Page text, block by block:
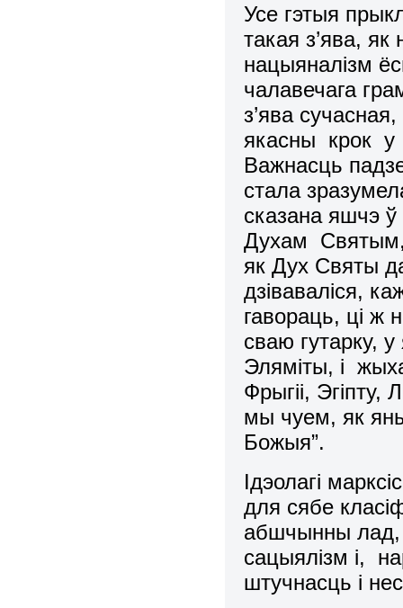
Усе гэтыя
такая з’ява,
нацыяналiзм
чалавечага
з’ява
якасны крок у
Важнасць
стала
сказана яшчэ
Духам
як Дух Святы
дзiвавалiся,
гавораць, цi
сваю гутарку,
Элямiты, i
Фрыгii, Эгiпту,
мы чуем, як
Божыя”.
Iдэолагi
для сябе
абшчынны лад,
сацыялiзм i,
штучнасць i